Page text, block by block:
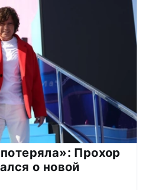
Прохор
о новой